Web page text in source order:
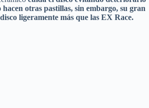
otras pastillas, sin embargo, su gran
ligeramente más que las EX Race.